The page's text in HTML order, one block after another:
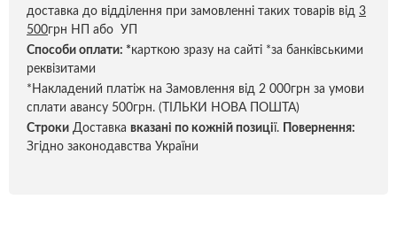
доставка до відділення при замовленні таких товарів від 3
500грн НП або УП
Способи оплати: *карткою зразу на сайті *за банківськими
реквізитами
*Накладений платіж на Замовлення від 2 000грн за умови
сплати авансу 500грн. (ТІЛЬКИ НОВА ПОШТА)
Строки Доставка вказані по кожній позиції.
Повернення:
Згідно законодавства України